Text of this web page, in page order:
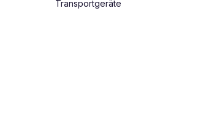
Transportgeräte